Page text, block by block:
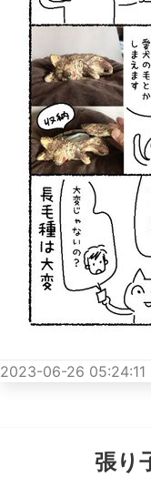
2023-06-26 05:24:11
張り